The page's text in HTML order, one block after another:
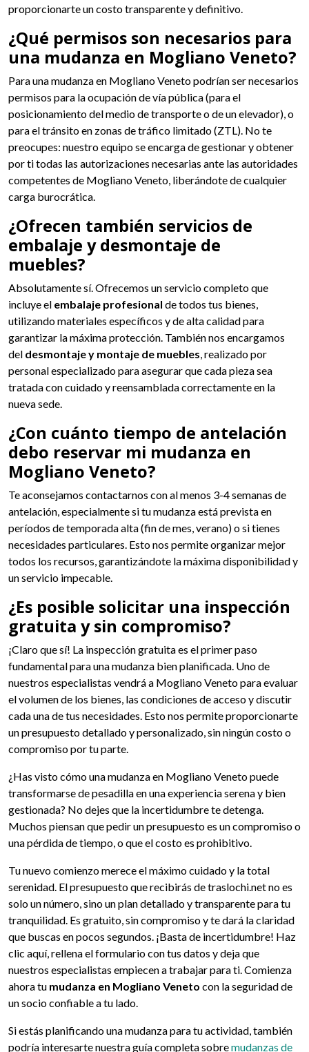
proporcionarte un costo transparente y definitivo.
¿Qué permisos son necesarios para
una mudanza en Mogliano Veneto?
Para una mudanza en Mogliano Veneto podrían ser necesarios
permisos para la ocupación de vía pública (para el
posicionamiento del medio de transporte o de un elevador), o
para el tránsito en zonas de tráfico limitado (ZTL). No te
preocupes: nuestro equipo se encarga de gestionar y obtener
por ti todas las autorizaciones necesarias ante las autoridades
competentes de Mogliano Veneto, liberándote de cualquier
carga burocrática.
¿Ofrecen también servicios de
embalaje y desmontaje de
muebles?
Absolutamente sí. Ofrecemos un servicio completo que
incluye el embalaje profesional de todos tus bienes,
utilizando materiales específicos y de alta calidad para
garantizar la máxima protección. También nos encargamos
del desmontaje y montaje de muebles, realizado por
personal especializado para asegurar que cada pieza sea
tratada con cuidado y reensamblada correctamente en la
nueva sede.
¿Con cuánto tiempo de antelación
debo reservar mi mudanza en
Mogliano Veneto?
Te aconsejamos contactarnos con al menos 3-4 semanas de
antelación, especialmente si tu mudanza está prevista en
períodos de temporada alta (fin de mes, verano) o si tienes
necesidades particulares. Esto nos permite organizar mejor
todos los recursos, garantizándote la máxima disponibilidad y
un servicio impecable.
¿Es posible solicitar una inspección
gratuita y sin compromiso?
¡Claro que sí! La inspección gratuita es el primer paso
fundamental para una mudanza bien planificada. Uno de
nuestros especialistas vendrá a Mogliano Veneto para evaluar
el volumen de los bienes, las condiciones de acceso y discutir
cada una de tus necesidades. Esto nos permite proporcionarte
un presupuesto detallado y personalizado, sin ningún costo o
compromiso por tu parte.
¿Has visto cómo una mudanza en Mogliano Veneto puede
transformarse de pesadilla en una experiencia serena y bien
gestionada? No dejes que la incertidumbre te detenga.
Muchos piensan que pedir un presupuesto es un compromiso o
una pérdida de tiempo, o que el costo es prohibitivo.
Tu nuevo comienzo merece el máximo cuidado y la total
serenidad. El presupuesto que recibirás de traslochi.net no es
solo un número, sino un plan detallado y transparente para tu
tranquilidad. Es gratuito, sin compromiso y te dará la claridad
que buscas en pocos segundos. ¡Basta de incertidumbre! Haz
clic aquí, rellena el formulario con tus datos y deja que
nuestros especialistas empiecen a trabajar para ti. Comienza
ahora tu mudanza en Mogliano Veneto con la seguridad de
un socio confiable a tu lado.
Si estás planificando una mudanza para tu actividad, también
podría interesarte nuestra guía completa sobremudanzas de